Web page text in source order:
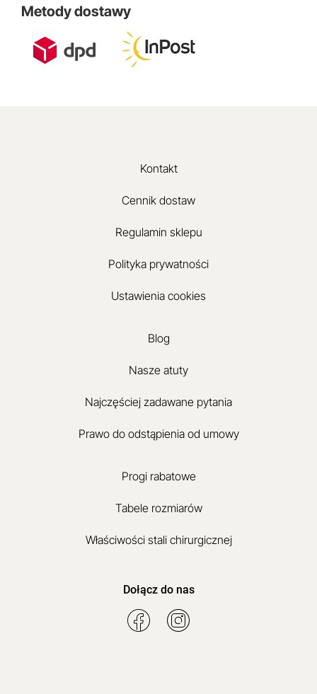
Metody dostawy
Kontakt
Cennik dostaw
Regulamin sklepu
Polityka prywatności
Ustawienia cookies
Blog
Nasze atuty
Najczęściej zadawane pytania
Prawo do odstąpienia od umowy
Progi rabatowe
Tabele rozmiarów
Właściwości stali chirurgicznej
Dołącz do nas